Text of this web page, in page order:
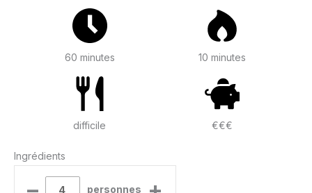
60 minutes 10 minutes
difficile €€€
Ingrédients
personnes